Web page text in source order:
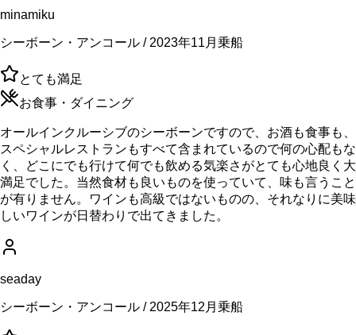
minamiku
シーボーン・アンコール / 2023年11月乗船
とても満足
お食事・ダイニング
オールインクルーシブのシーボーンですので、お酒も食事も、
スペシャルレストランもすべて含まれているので何の心配もな
く、どこにでも行けて何でも飲める気楽さがとても心地良く大
満足でした。当然食材も良いものを使っていて、味も言うこと
が有りません。ワインも高級ではないものの、それなりに美味
しいワインが日替わりで出てきました。
seaday
シーボーン・アンコール / 2025年12月乗船